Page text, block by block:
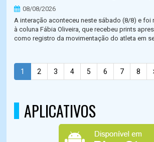
08/08/2026
A interação aconteceu neste sábado (8/8) e foi
à coluna Fábia Oliveira, que recebeu prints
como registro da movimentação do atleta em
1 2 3 4 5 6 7 8
APLICATIVOS